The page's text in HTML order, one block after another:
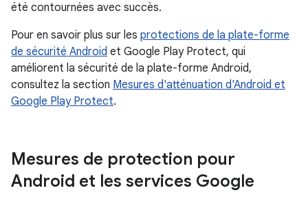
été contournées avec succès.
Pour en savoir plus sur les protections de la plate-forme
de sécurité Android et Google Play Protect, qui
améliorent la sécurité de la plate-forme Android,
consultez la section Mesures d'atténuation d'Android et
Google Play Protect.
Mesures de protection pour
Android et les services Google